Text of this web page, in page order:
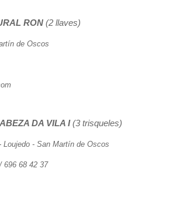
RON (2 llaves)
de Oscos
DA VILA I(3 trisqueles)
Loujedo - San Martín de Oscos
696 68 42 37